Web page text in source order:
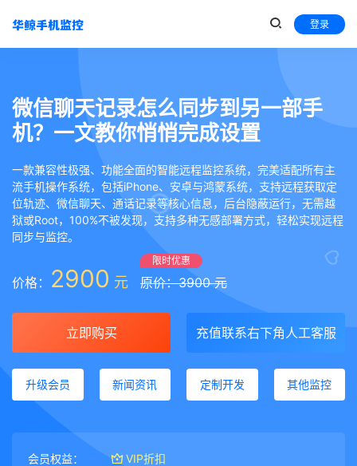
登录
微信聊天记录怎么同步到另一部手
机？一文教你悄悄完成设置
一款兼容性极强、功能全面的智能远程监控系统，完美适配所有主
流手机操作系统，包括iPhone、安卓与鸿蒙系统，支持远程获取定
位轨迹、微信聊天、通话记录等核心信息，后台隐蔽运行，无需越
狱或Root，100%不被发现，支持多种无感部署方式，轻松实现远程
同步与监控。
价格： 2900 元
限时优惠
原价：3900 元
立即购买 充值联系右下角人工客服
升级会员 新闻资讯 定制开发 其他监控
会员权益： VIP折扣